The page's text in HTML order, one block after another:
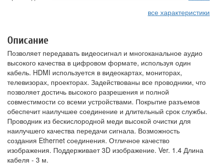
все характеристики
Описание
Позволяет передавать видеосигнал и многоканальное аудио
высокого качества в цифровом формате, используя один
кабель. HDMI используется в видеокартах, мониторах,
телевизорах, проекторах. Задействованы все проводники, что
позволяет достичь высокого разрешения и полной
совместимости со всеми устройствами. Покрытие разъемов
обеспечит наилучшее соединение и длительный срок службы.
Проводник из бескислородной меди высокой очистки для
наилучшего качества передачи сигнала. Возможность
создания Ethernet соединения. Отличное качество
изображения. Поддерживает 3D изображение. Ver. 1.4 Длина
кабеля - 3 м.